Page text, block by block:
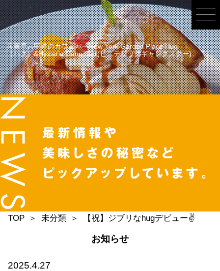
兵庫県六甲道のカフェバーNew York Garden Place Hug
（ハグ）&Hysteric Gang Star(ヒステリックギャングスター)
TOP 未分類 【祝】ジブリなhugデビュー✌
お知らせ
2025.4.27